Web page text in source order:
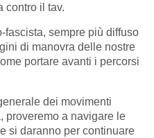
contro il tav.
fascista, sempre più diffuso
di manovra delle nostre
portare avanti i percorsi
dei movimenti
proveremo a navigare le
si daranno per continuare